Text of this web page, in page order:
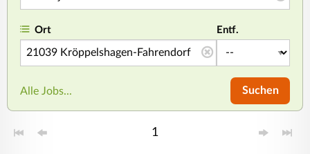
Ort Entf.
Alle Jobs... Suchen
1